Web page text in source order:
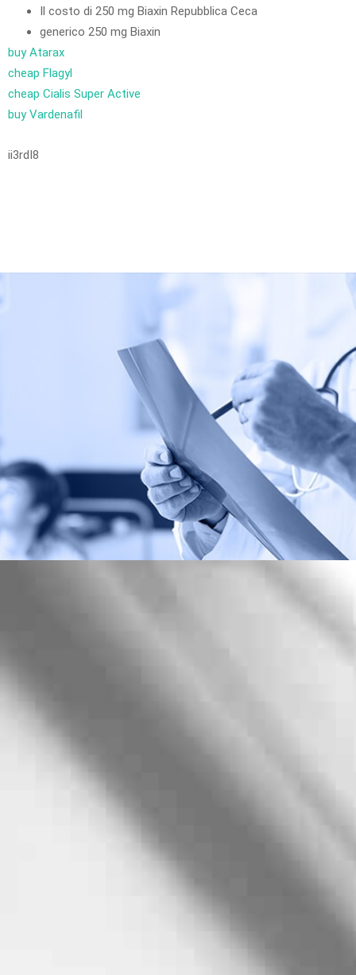
Il costo di 250 mg Biaxin Repubblica Ceca
generico 250 mg Biaxin
buy Atarax
cheap Flagyl
cheap Cialis Super Active
buy Vardenafil
ii3rdI8